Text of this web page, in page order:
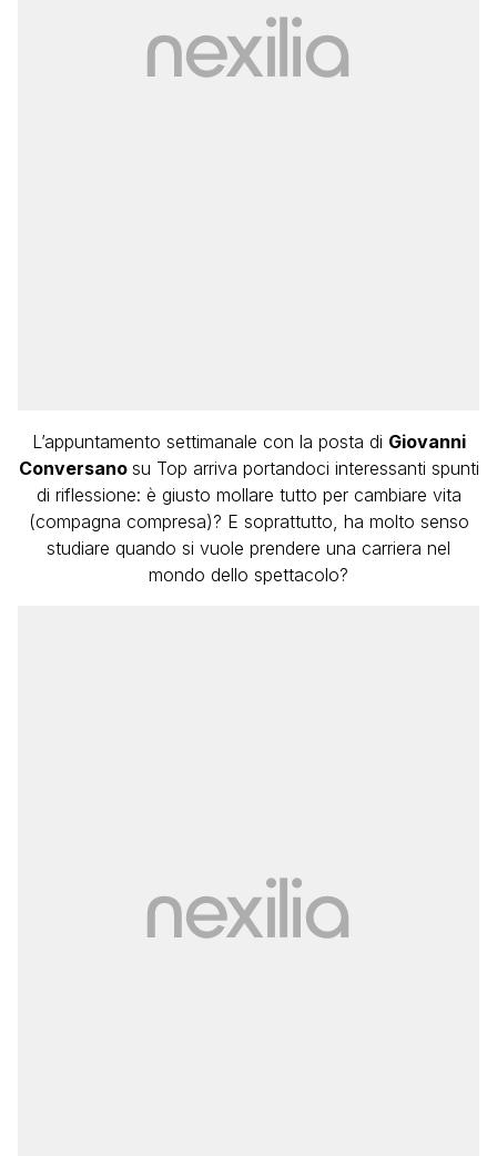
L’appuntamento settimanale con la posta di Giovanni
Conversano su Top arriva portandoci interessanti spunti
di riflessione: è giusto mollare tutto per cambiare vita
(compagna compresa)? E soprattutto, ha molto senso
studiare quando si vuole prendere una carriera nel
mondo dello spettacolo?